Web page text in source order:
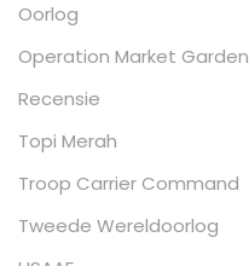
Oorlog
Operation Market Garden
Recensie
Topi Merah
Troop Carrier Command
Tweede Wereldoorlog